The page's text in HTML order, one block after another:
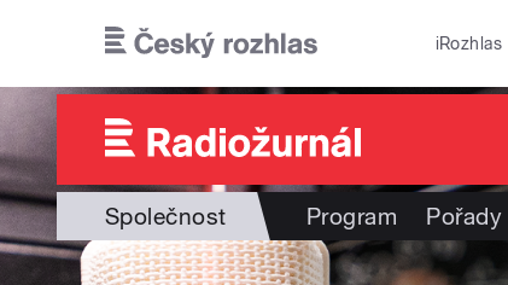
iRozhlas
Společnost Program Pořady